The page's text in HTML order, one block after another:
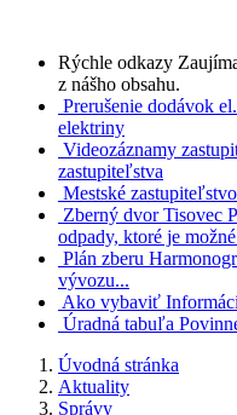
Rýchle odkazy
z nášho obsahu.
Prerušenie dodávok el.
elektriny
Videozáznamy
zastupiteľstva
Mestské zastupiteľstvo
Zberný dvor Tisovec
odpady, ktoré je
Plán zberu
vývozu...
Ako vybaviť
Úradná tabuľa
Úvodná stránka
Aktuality
Správy